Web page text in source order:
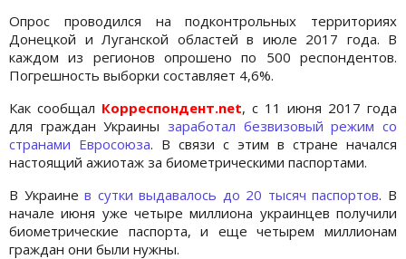
Опрос проводился на подконтрольных территориях
Донецкой и Луганской областей в июле 2017 года. В
каждом из регионов опрошено по 500 респондентов.
Погрешность выборки составляет 4,6%.
Как сообщал Корреспондент.net, с 11 июня 2017 года
для граждан Украины заработал безвизовый режим со
странами Евросоюза. В связи с этим в стране начался
настоящий ажиотаж за биометрическими паспортами.
В Украинев сутки выдавалось до 20 тысяч паспортов. В
начале июня уже четыре миллиона украинцев получили
биометрические паспорта, и еще четырем миллионам
граждан они были нужны.